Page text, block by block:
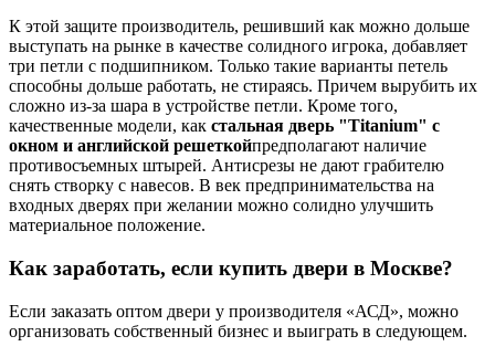
К этой защите производитель, решивший как можно дольше
выступать на рынке в качестве солидного игрока, добавляет
три петли с подшипником. Только такие варианты петель
способны дольше работать, не стираясь. Причем вырубить их
сложно из-за шара в устройстве петли. Кроме того,
качественные модели, как стальная дверь "Titanium" с
окном и английской решеткойпредполагают наличие
противосъемных штырей. Антисрезы не дают грабителю
снять створку с навесов. В век предпринимательства на
входных дверях при желании можно солидно улучшить
материальное положение.
Как заработать, если купить двери в Москве?
Если заказать оптом двери у производителя «АСД», можно
организовать собственный бизнес и выиграть в следующем.